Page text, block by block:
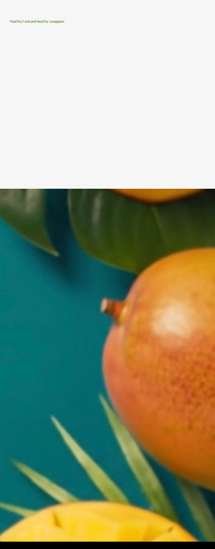
Healthy food and healthy swappers